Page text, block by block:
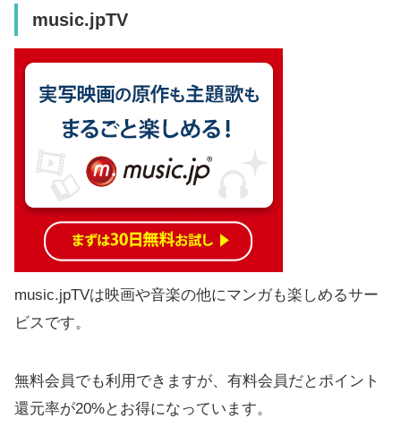
music.jpTV
music.jpTVは映画や音楽の他にマンガも楽しめるサー
ビスです。
無料会員でも利用できますが、有料会員だとポイント
還元率が20%とお得になっています。